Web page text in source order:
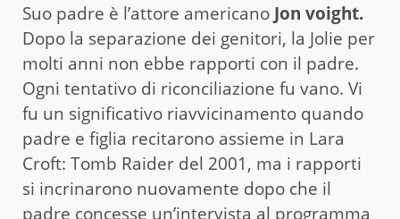
Suo padre è l’attore americano Jon voight.
Dopo la separazione dei genitori, la Jolie per
molti anni non ebbe rapporti con il padre.
Ogni tentativo di riconciliazione fu vano. Vi
fu un significativo riavvicinamento quando
padre e figlia recitarono assieme in Lara
Croft: Tomb Raider del 2001, ma i rapporti
si incrinarono nuovamente dopo che il
padre concesse un’intervista al programma